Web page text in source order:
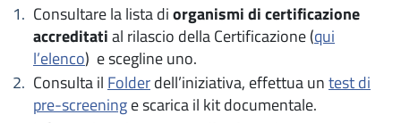
Consultare la lista diorganismi di certificazione
accreditatial rilascio della Certificazione (qui
l’elenco) e scegline uno.
Consulta il Folderdell’iniziativa, effettua untest di
pre-screeninge scarica il kit documentale.